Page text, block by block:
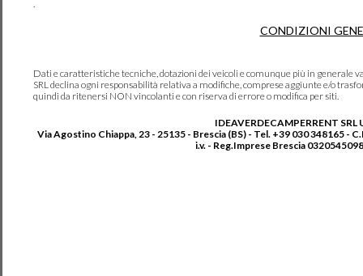
CONDIZIONI
Dati e caratteristiche tecniche, dotazioni dei veicoli e comunque più in generale
SRL declina ogni responsabilità relativa a modifiche, comprese aggiunte e/o
quindi da ritenersi NON vincolanti e con riserva di errore o modifica per siti.
IDEAVERDECAMPERRENT SRL
Via Agostino Chiappa, 23 - 25135 - Brescia (BS) - Tel. +39 030 348165 -
i.v. - Reg.Imprese Brescia